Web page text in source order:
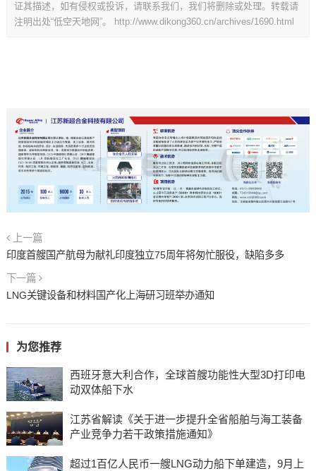
证其描述，如有侵权或投诉，请联系我们，我们将删除或处理。转载请
注明出处“低空天地网”。
http://www.dikong360.cn/archives/1690.html
上一篇
印度首艘国产航母为献礼印度独立75周年将匆忙服役，缺陷多多
下一篇
LNG关键设备和材料国产化上海研习班举办通知
为您推荐
西班牙意大利合作，全球首艘功能性大型3D打印电
动双体船下水
江苏省解读《关于进一步提升全省船舶与海工装备
产业竞争力若干政策措施通知》
超过1百亿人民币一艘LNG动力船下单建造，9月上